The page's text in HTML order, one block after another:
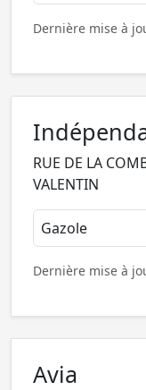
Dernière mise à
RUE DE LA
VALENTIN
Gazole
Dernière mise à
Avia